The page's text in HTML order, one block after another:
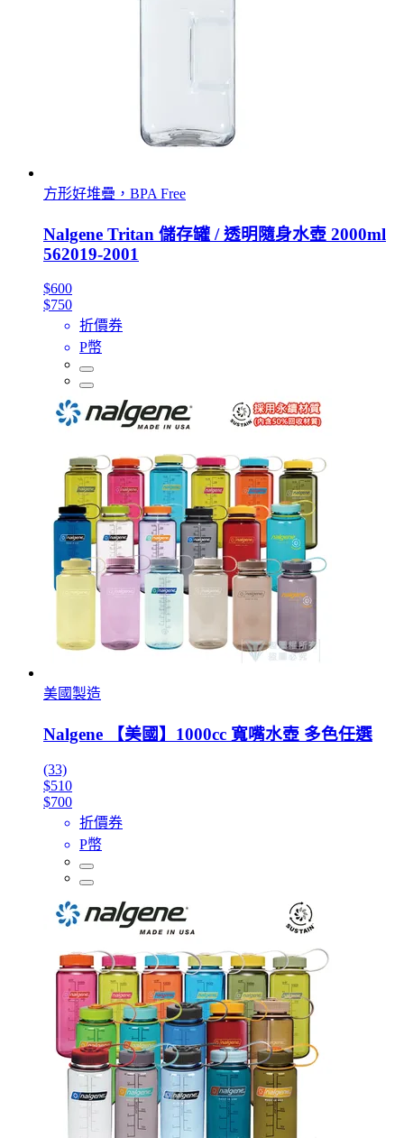
方形好堆疊，BPA Free
Nalgene Tritan 儲存罐 / 透明隨身水壺 2000ml
562019-2001
$600
$750
折價券
P幣
美國製造
Nalgene 【美國】1000cc 寬嘴水壺 多色任選
(33)
$510
$700
折價券
P幣